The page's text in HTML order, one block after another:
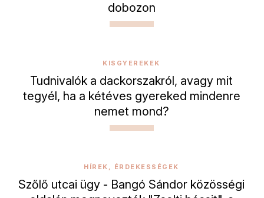
dobozon
KISGYEREKEK
Tudnivalók a dackorszakról, avagy mit
tegyél, ha a kétéves gyereked mindenre
nemet mond?
HÍREK, ÉRDEKESSÉGEK
Szőlő utcai ügy - Bangó Sándor közösségi